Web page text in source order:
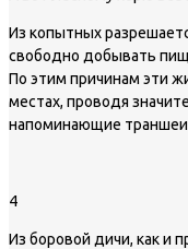
Из копытных
свободно добывать
По этим причинам эти
местах, проводя
напоминающие
4
Из боровой дичи, как и